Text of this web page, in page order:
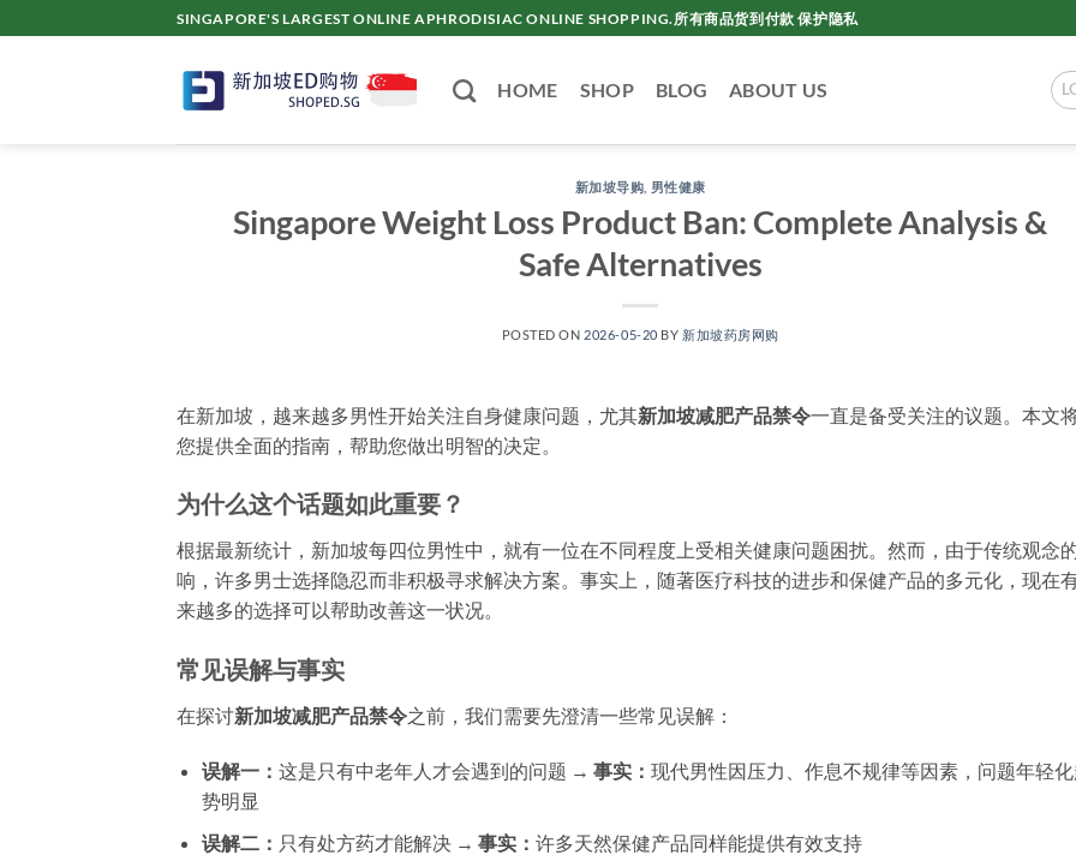
to
SINGAPORE'S LARGEST ONLINE APHRODISIAC ONLINE SHOPPING.所有商品货到付款 保护隐私
HOME SHOP BLOG ABOUT US
新加坡导购 男性健康
Singapore Weight Loss Product Ban: Complete Analysis &
Safe Alternatives
POSTED ON 2026-05-20 BY 新加坡药房网购
在新加坡，越来越多男性开始关注自身健康问题，尤其新加坡减肥产品禁令一直是备受关注的议题。本文
您提供全面的指南，帮助您做出明智的决定。
为什么这个话题如此重要？
根据最新统计，新加坡每四位男性中，就有一位在不同程度上受相关健康问题困扰。然而，由于传统观念
响，许多男士选择隐忍而非积极寻求解决方案。事实上，随著医疗科技的进步和保健产品的多元化，现在
来越多的选择可以帮助改善这一状况。
常见误解与事实
在探讨新加坡减肥产品禁令之前，我们需要先澄清一些常见误解：
误解一： 这是只有中老年人才会遇到的问题 → 事实： 现代男性因压力、作息不规律等因素，问题年轻
势明显
误解二： 只有处方药才能解决 → 事实： 许多天然保健产品同样能提供有效支持